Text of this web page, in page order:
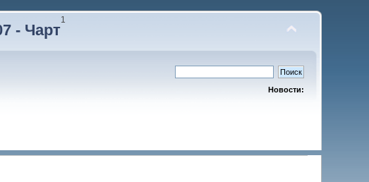
- Чарт
1
Новости: